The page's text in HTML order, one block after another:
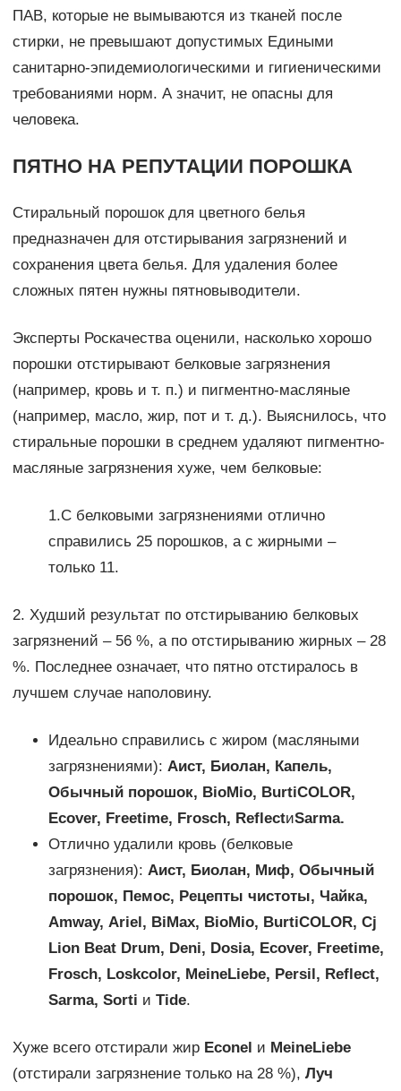
ПАВ, которые не вымываются из тканей после
стирки, не превышают допустимых Едиными
санитарно-эпидемиологическими и гигиеническими
требованиями норм. А значит, не опасны для
человека.
ПЯТНО НА РЕПУТАЦИИ ПОРОШКА
Стиральный порошок для цветного белья
предназначен для отстирывания загрязнений и
сохранения цвета белья. Для удаления более
сложных пятен нужны пятновыводители.
Эксперты Роскачества оценили, насколько хорошо
порошки отстирывают белковые загрязнения
(например, кровь и т. п.) и пигментно-масляные
(например, масло, жир, пот и т. д.). Выяснилось, что
стиральные порошки в среднем удаляют пигментно-
масляные загрязнения хуже, чем белковые:
1.С белковыми загрязнениями отлично
справились 25 порошков, а с жирными –
только 11.
2. Худший результат по отстирыванию белковых
загрязнений – 56 %, а по отстирыванию жирных – 28
%. Последнее означает, что пятно отстиралось в
лучшем случае наполовину.
Идеально справились с жиром (масляными
загрязнениями): Аист, Биолан, Капель,
Обычный порошок, BioMio, BurtiCOLOR,
Ecover, Freetime, Frosch, ReflectиSarma.
Отлично удалили кровь (белковые
загрязнения): Аист, Биолан, Миф, Обычный
порошок, Пемос, Рецепты чистоты, Чайка,
Amway, Ariel , BiMax, BioMio, BurtiCOLOR, Cj
Lion Beat Drum, Deni, Dosia, Ecover, Freetime,
Frosch, Loskcolor, MeineLiebe, Persil , Reflect,
Sarma, Sorti и Tide.
Хуже всего отстирали жир Econel и MeineLiebe
(отстирали загрязнение только на 28 %), Луч